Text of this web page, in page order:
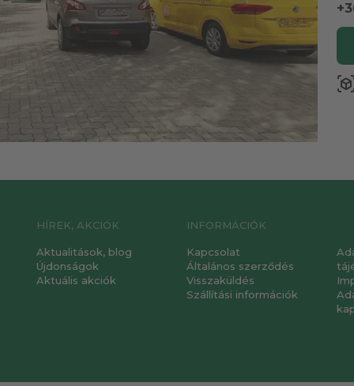
HÍREK, AKCIÓK
Aktualitások, blog
Újdonságok
Aktuális akciók
INFORMÁCIÓK
Kapcsolat
Általános szerződés
Visszaküldés
Szállítási információk